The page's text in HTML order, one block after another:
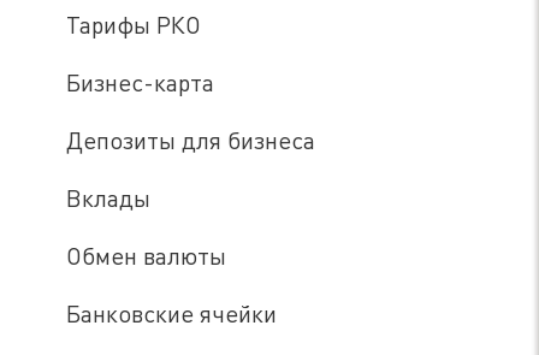
Тарифы РКО
Бизнес-карта
Депозиты для бизнеса
Вклады
Обмен валюты
Банковские ячейки